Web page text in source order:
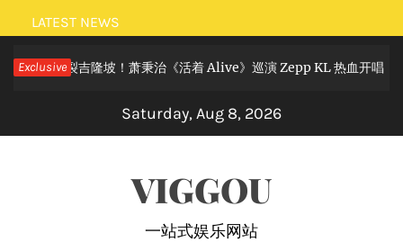
Skip
to
content
LATEST NEWS
Exclusive
滚狂欢炸裂吉隆坡！萧秉治《活着 Alive》巡演 Zepp KL 热血开唱
Saturday, Aug 8, 2026
VIGGOU
一站式娱乐网站